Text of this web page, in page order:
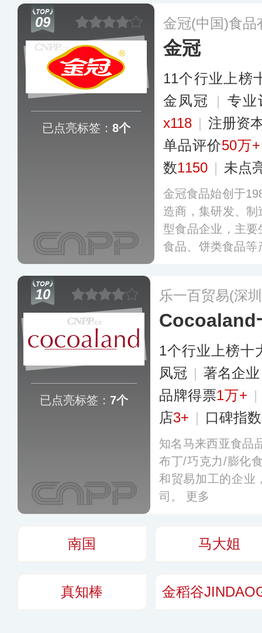
09
已点亮标签： 8个
金冠(中国)食品
金冠
11个行业上榜
金凤冠
| 专
x118 | 注册资
单品评价50万+
数1150 | 未点
金冠食品始创于
造商，集研发、
型食品企业，主
食品、饼类食品
个国家和地区。
10
已点亮标签： 7个
乐一百贸易(深
Cocoaland
1个行业上榜十
凤冠 | 著名企
品牌得票1万+ |
店3+ | 口碑指数
知名马来西亚食品
布丁/巧克力/膨化
和贸易加工的企业
司。 更多
南国 马大姐
真知棒 金稻谷